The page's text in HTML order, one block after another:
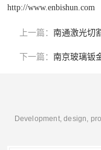
http://www.enbishun.com
上一篇： 南通激光切
下一篇： 南京玻璃钣
Development, design,